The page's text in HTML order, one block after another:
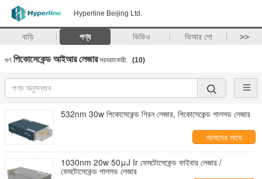
Hyperline Beijing Ltd.
বাড়ি পণ্য ভিডিও ভিআর শো >>
গুণ পিকোসেকেন্ড আইআর লেজারসরবরাহকারী. (10)
532nm 30w পিকোসেকেন্ড গ্রিন লেজার, পিকোসেকেন্ড পালসড লেজার
আমাদের সাথে
যোগাযোগ করুন
1030nm 20w 50μJ Ir ফেমটোসেকেন্ড ফাইবার লেজার /
ফেমটোসেকেন্ড পালসড লেজার